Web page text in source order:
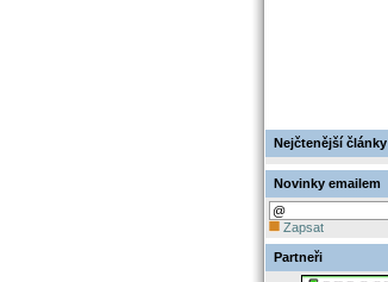
Nejčtenější články
Novinky emailem
Zapsat
Partneři